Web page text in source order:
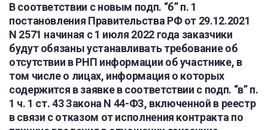
В соответствии с новым подп. “б” п. 1
постановления Правительства РФ от 29.12.2021
N 2571 начиная с 1 июля 2022 года заказчики
будут обязаны устанавливать требование об
отсутствии в РНП информации об участнике, в
том числе о лицах, информация о которых
содержится в заявке в соответствии с подп. “в” п.
1 ч. 1 ст. 43 Закона N 44-ФЗ, включенной в реестр
в связи с отказом от исполнения контракта по